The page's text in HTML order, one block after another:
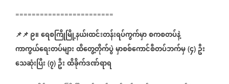
========================
📌📌၉။ရေစကြိုမြို့နယ်၊ထင်းတန်းရပ်ကွက်မှာစကစတပ်နဲ့
ကာကွယ်ရေးတပ်များထိတွေ့တိုက်ပွဲမှာစစ်ကောင်စီတပ်ဘက်မှ (၄) ဦး
သေဆုံးပြီး (၇) ဦးထိခိုက်ဒဏ်ရာရ